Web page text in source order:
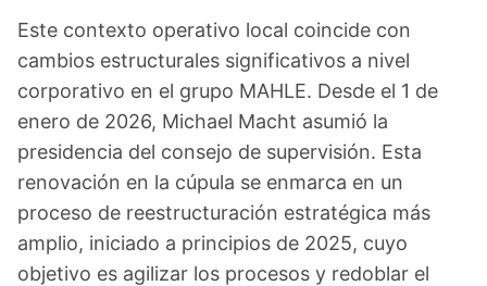
Este contexto operativo local coincide con
cambios estructurales significativos a nivel
corporativo en el grupo MAHLE. Desde el 1 de
enero de 2026, Michael Macht asumió la
presidencia del consejo de supervisión. Esta
renovación en la cúpula se enmarca en un
proceso de reestructuración estratégica más
amplio, iniciado a principios de 2025, cuyo
objetivo es agilizar los procesos y redoblar el